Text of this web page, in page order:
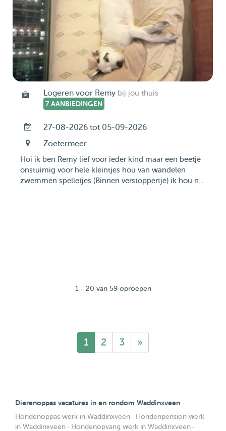
Logeren voor Remy bij jou thuis
7 AANBIEDINGEN
27-08-2026 tot 05-09-2026
Zoetermeer
Hoi ik ben Remy lief voor ieder kind maar een beetje
onstuimig voor hele kleintjes hou van wandelen
zwemmen spelletjes (Binnen verstoppertje) ik hou n...
1 - 20 van 59 oproepen
1 2 3 »
Dierenoppas vacatures in en rondom Waddinxveen
Hondenoppas werk in Waddinxveen · Hondenpension werk
in Waddinxveen · Hondenopvang werk in Waddinxveen ·